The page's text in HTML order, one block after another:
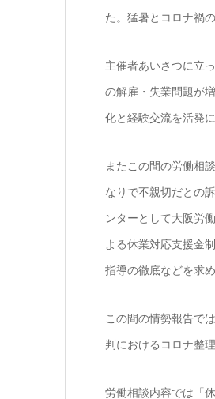
た。猛暑とコロナ禍
主催者あいさつに立
の解雇・失業問題が
化と経験交流を活発
またこの間の労働相
なりで不親切だとの
ンターとして大阪労
よる休業対応支援金
指導の徹底などを求
この間の情勢報告で
判におけるコロナ整
労働相談内容では「